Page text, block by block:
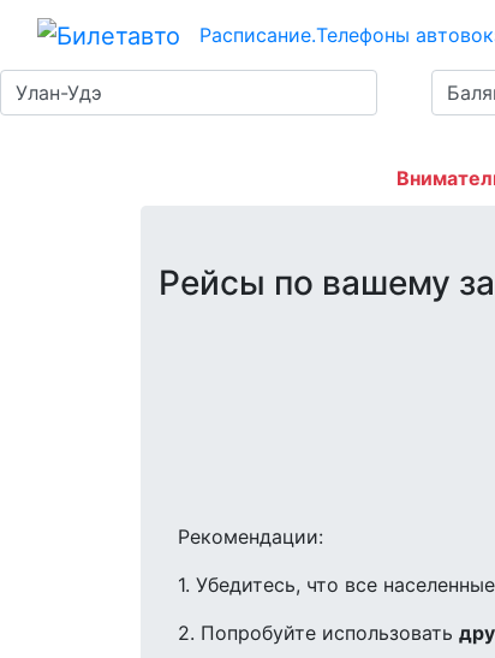
Расписание.Телефоны
Рейсы по вашему
Рекомендации:
1. Убедитесь, что все
2. Попробуйте использовать